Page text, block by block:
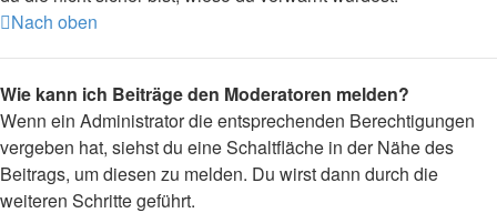
Nach oben
Wie kann ich Beiträge den Moderatoren melden?
Wenn ein Administrator die entsprechenden Berechtigungen
vergeben hat, siehst du eine Schaltfläche in der Nähe des
Beitrags, um diesen zu melden. Du wirst dann durch die
weiteren Schritte geführt.